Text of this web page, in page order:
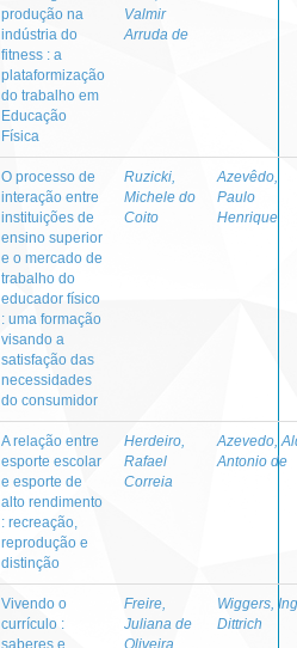
produção na
indústria do
fitness : a
plataformização
do trabalho em
Educação
Física
Valmir
Arruda de
O processo de
interação entre
instituições de
ensino superior
e o mercado de
trabalho do
educador físico
: uma formação
visando a
satisfação das
necessidades
do consumidor
Ruzicki,
Michele do
Coito
Azevêdo,
Paulo
Henrique
A relação entre
esporte escolar
e esporte de
alto rendimento
: recreação,
reprodução e
distinção
Herdeiro,
Rafael
Correia
Azevedo,
Antonio de
Vivendo o
currículo :
saberes e
Freire,
Juliana de
Oliveira
Wiggers,
Dittrich